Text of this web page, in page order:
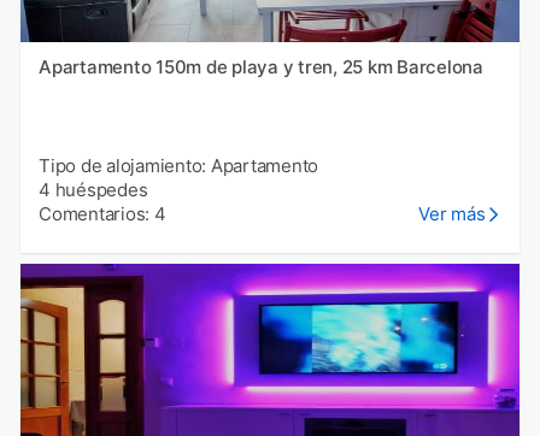
Apartamento 150m de playa y tren, 25 km Barcelona
Tipo de alojamiento: Apartamento
4 huéspedes
Comentarios: 4
Ver más